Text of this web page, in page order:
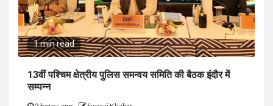
1 min read
13वीं पश्चिम क्षेत्रीय पुलिस समन्वय समिति की बैठक इंदौर में
सम्पन्न